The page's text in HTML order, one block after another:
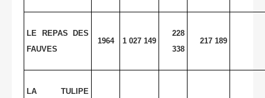
LE REPAS DES
FAUVES
1964 1 027 149
228
338
217 189
LA TULIPE